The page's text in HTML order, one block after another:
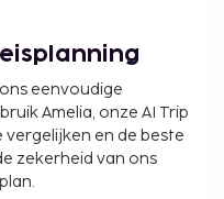
eenvoudige
Amelia, onze AI Trip
vergelijken en de beste
zekerheid van ons